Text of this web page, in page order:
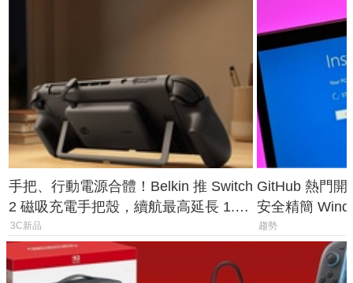
手把、行動電源合體！Belkin 推 Switch
2 磁吸充電手把殼，續航最高延長 1.5
倍
3C新品
GitHub 熱門開
安全精簡
後台追蹤
趨勢